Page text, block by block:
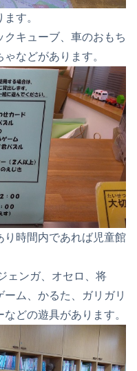
す。
キューブ、車のおもち
などがあります。
り時間内であれば児童館
ェンガ、オセロ、将
ム、かるた、ガリガリ
どの遊具があります。